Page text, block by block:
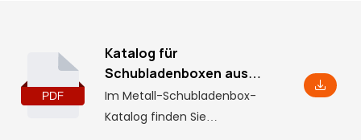
Katalog für
Schubladenboxen aus
Metall
Im Metall-Schubladenbox-
Katalog finden Sie